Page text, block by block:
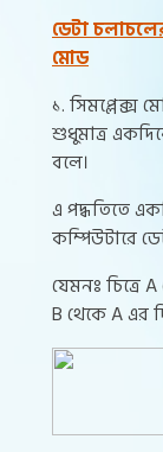
ডেটা
মোড
১. সিমপ্লেক্স
শুধুমাত্র
বলে।
এ পদ্ধতিতে
কম্পিউটারে
যেমনঃ চিত্রে
B থেকে A এর